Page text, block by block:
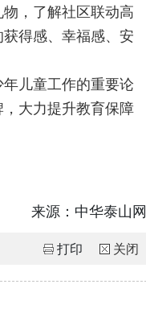
，了解社区联动高
得感、幸福感、安
儿童工作的重要论
大力提升教育保障
来源： 中华泰山网
关闭
打印